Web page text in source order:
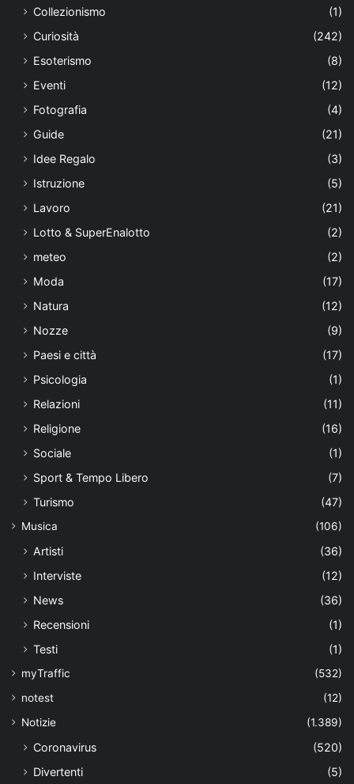
Collezionismo
(1)
Curiosità
(242)
Esoterismo
(8)
Eventi
(12)
Fotografia
(4)
Guide
(21)
Idee Regalo
(3)
Istruzione
(5)
Lavoro
(21)
Lotto & SuperEnalotto
(2)
meteo
(2)
Moda
(17)
Natura
(12)
Nozze
(9)
Paesi e città
(17)
Psicologia
(1)
Relazioni
(11)
Religione
(16)
Sociale
(1)
Sport & Tempo Libero
(7)
Turismo
(47)
Musica (106)
Artisti
(36)
Interviste
(12)
News
(36)
Recensioni
(1)
Testi
(1)
myTraffic
(532)
notest
(12)
Notizie
(1.389)
Coronavirus
(520)
Divertenti
(5)